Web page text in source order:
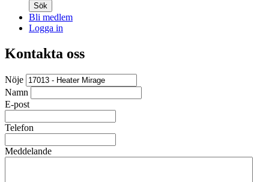
Sök
Bli medlem
Logga in
Kontakta oss
Nöje
Namn
E-post
Telefon
Meddelande